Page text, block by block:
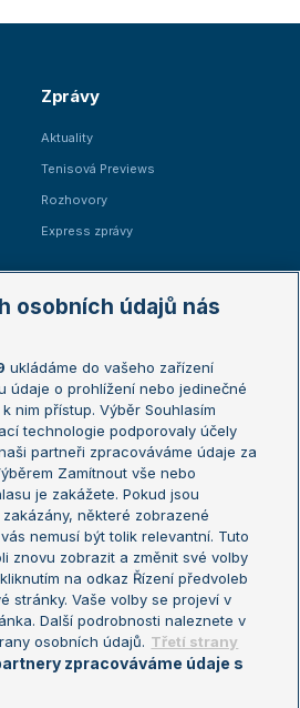
Zprávy
Aktuality
Tenisová Previews
Rozhovory
Express zprávy
Australian Open
French Open
Wimbledon
US Open
Turnaj mistrů
Turnaj mistryň
osobních údajů nás
ukládáme do vašeho zařízení
údaje o prohlížení nebo jedinečné
nim přístup. Výběr Souhlasím
technologie podporovaly účely
partneři zpracováváme údaje za
Zamítnout vše nebo
je zakážete. Pokud jsou
některé zobrazené
nemusí být tolik relevantní. Tuto
znovu zobrazit a změnit své volby
na odkaz Řízení předvoleb
stránky. Vaše volby se projeví v
Další podrobnosti naleznete v
osobních údajů. Třetí strany
zpracováváme údaje s